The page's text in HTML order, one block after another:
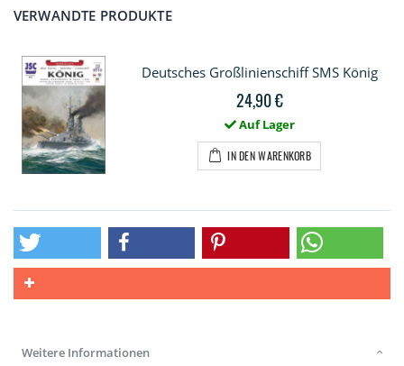
VERWANDTE PRODUKTE
Deutsches Großlinienschiff SMS König
24,90 €
Auf Lager
IN DEN WARENKORB
Weitere Informationen